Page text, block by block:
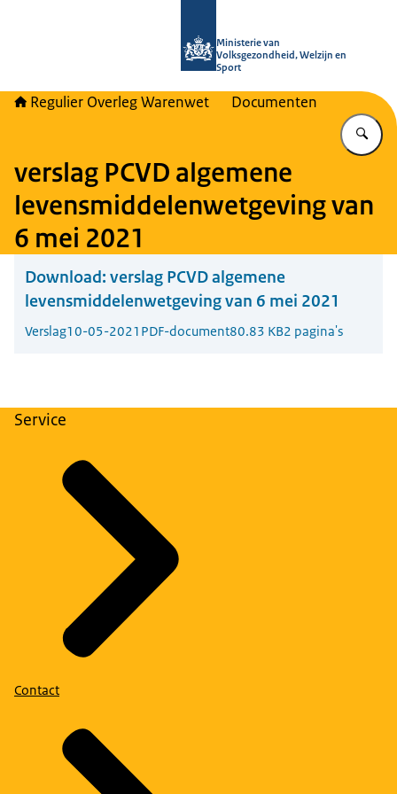
Ministerie van
Volksgezondheid, Welzijn en
Sport
Regulier Overleg Warenwet Documenten
verslag PCVD algemene
levensmiddelenwetgeving van
6 mei 2021
Download: verslag PCVD algemene
levensmiddelenwetgeving van 6 mei 2021
Verslag10-05-2021 PDF-document80.83 KB2 pagina's
Service
Contact